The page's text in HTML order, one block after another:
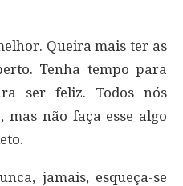
Queira mais ter as
Tenha tempo para
ser feliz. Todos nós
mas não faça esse algo
jamais, esqueça-se